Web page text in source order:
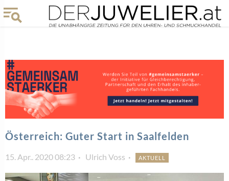
Österreich: Guter Start in Saalfelden
15. Apr.. 2020 08:23 Ulrich Voss AKTUELL